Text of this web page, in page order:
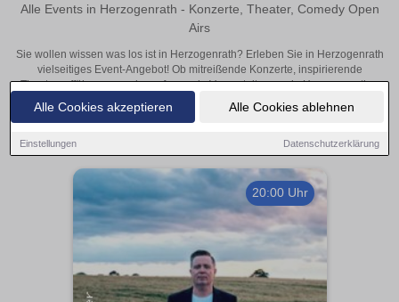
Alle Cookies akzeptieren Alle Cookies ablehnen
Einstellungen Datenschutzerklärung
Alle Events in Herzogenrath - Konzerte, Theater, Comedy Open
Airs
Sie wollen wissen was los ist in Herzogenrath? Erleben Sie in Herzogenrath
vielseitiges Event-Angebot! Ob mitreißende Konzerte, inspirierende
Theateraufführungen oder aufregende Veranstaltungen in Herzogenrath –
hier finden alles im Überblick und Tickets.
20:00 Uhr